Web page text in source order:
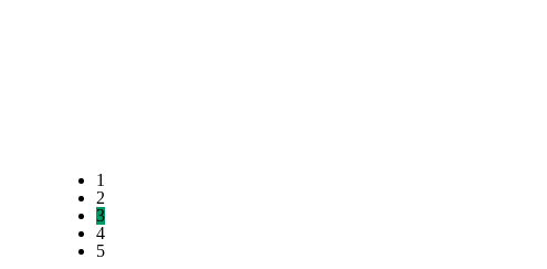
1
2
3
4
5